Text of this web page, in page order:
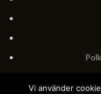
Vi använder